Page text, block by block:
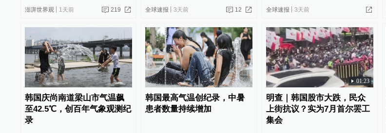
澎湃世界观 1天前 219 全球速报 3天前 12 全球速报 3天前
韩国庆尚南道梁山市气温飙
至42.5℃，创百年气象观测纪
录
韩国最高气温创纪录，中暑
患者数量持续增加
01:23
明查｜韩国股市大跌，民众
上街抗议？实为7月首尔罢工
集会